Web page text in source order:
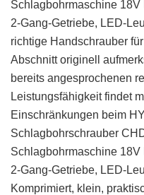
Schlagbohrmaschine 18V
2-Gang-Getriebe, LED-
richtige Handschrauber
Abschnitt originell
bereits angesprochenen
Leistungsfähigkeit findet
Einschränkungen beim
Schlagbohrschrauber
Schlagbohrmaschine 18V
2-Gang-Getriebe, LED-
Komprimiert, klein,